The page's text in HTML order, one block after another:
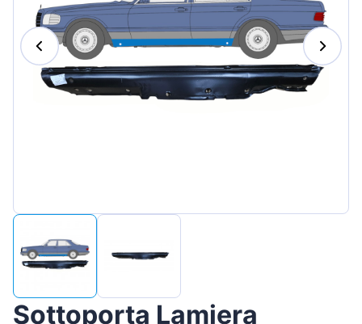
Magyar
Lietuvių
Português
Sottoporta Lamiera